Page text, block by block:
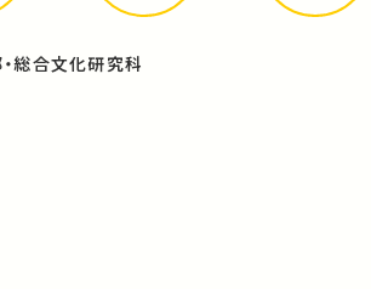
総合文化研究科